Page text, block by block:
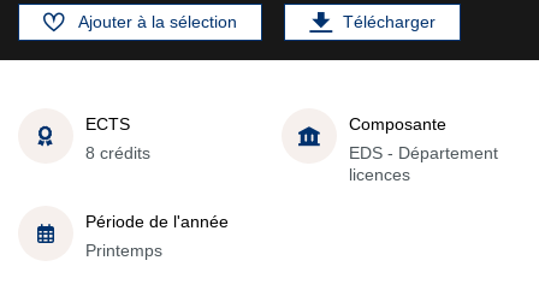
Ajouter à la sélection Télécharger
ECTS
8 crédits
Composante
EDS - Département
licences
Période de l'année
Printemps